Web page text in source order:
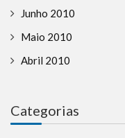
Junho 2010
Maio 2010
Abril 2010
Categorias